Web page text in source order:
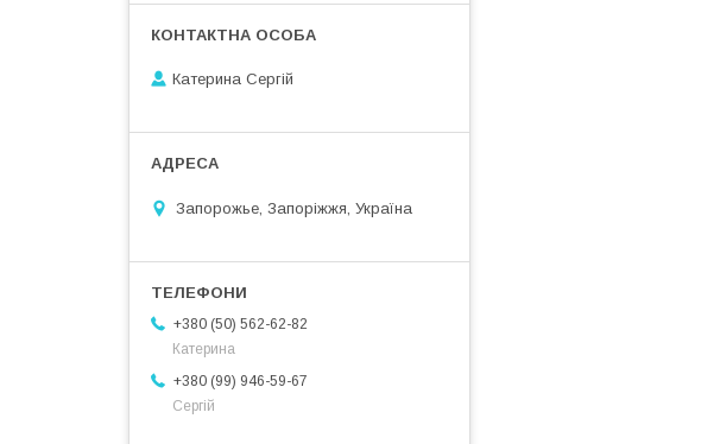
Катерина Сергій
Запорожье, Запоріжжя, Україна
+380 (50) 562-62-82
Катерина
+380 (99) 946-59-67
Сергій